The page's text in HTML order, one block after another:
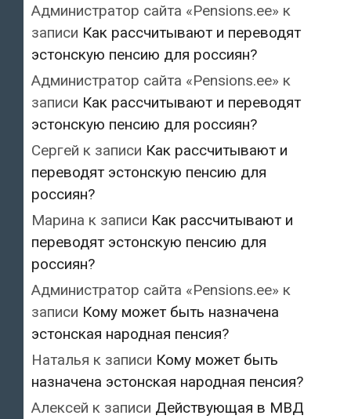
Администратор сайта «Pensions.ee» к
записи Как рассчитывают и переводят
эстонскую пенсию для россиян?
Администратор сайта «Pensions.ee» к
записи Как рассчитывают и переводят
эстонскую пенсию для россиян?
Сергей к записи Как рассчитывают и
переводят эстонскую пенсию для
россиян?
Марина к записи Как рассчитывают и
переводят эстонскую пенсию для
россиян?
Администратор сайта «Pensions.ee» к
записи Кому может быть назначена
эстонская народная пенсия?
Наталья к записи Кому может быть
назначена эстонская народная пенсия?
Алексей к записи Действующая в МВД